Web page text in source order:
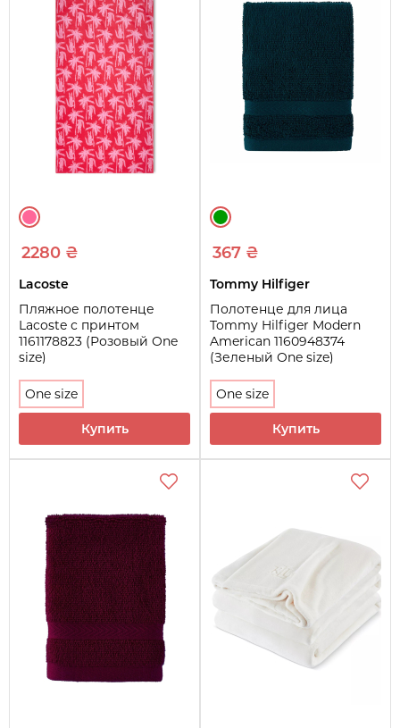
2280 ₴
Lacoste
Пляжное полотенце
Lacoste с принтом
1161178823 (Розовый One
size)
One size
Купить
367 ₴
Tommy Hilfiger
Полотенце для лица
Tommy Hilfiger Modern
American 1160948374
(Зеленый One size)
One size
Купить